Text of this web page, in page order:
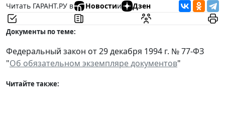
Читать ГАРАНТ.РУ в
Новостии Дзен
Документы по теме:
Федеральный закон от 29 декабря 1994 г. № 77-ФЗ
"Об обязательном экземпляре документов"
Читайте также: